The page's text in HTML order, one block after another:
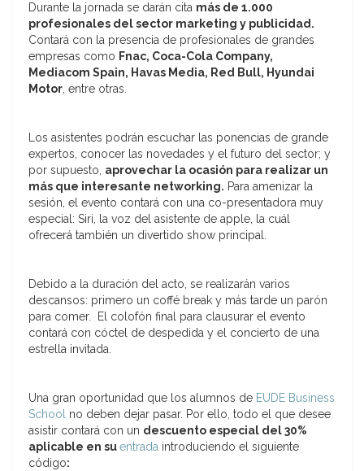
Durante la jornada se darán cita más de 1.000
profesionales del sector marketing y publicidad.
Contará con la presencia de profesionales de grandes
empresas como Fnac, Coca-Cola Company,
Mediacom Spain, Havas Media, Red Bull, Hyundai
Motor, entre otras.
Los asistentes podrán escuchar las ponencias de grande
expertos, conocer las novedades y el futuro del sector; y
por supuesto, aprovechar la ocasión para realizar un
más que interesante networking. Para amenizar la
sesión, el evento contará con una co-presentadora muy
especial: Siri, la voz del asistente de apple, la cuál
ofrecerá también un divertido show principal.
Debido a la duración del acto, se realizarán varios
descansos: primero un coffé break y más tarde un parón
para comer. El colofón final para clausurar el evento
contará con cóctel de despedida y el concierto de una
estrella invitada.
Una gran oportunidad que los alumnos de EUDE Business
School no deben dejar pasar. Por ello, todo el que desee
asistir contará con un descuento especial del 30%
aplicable en suentrada introduciendo el siguiente
código: